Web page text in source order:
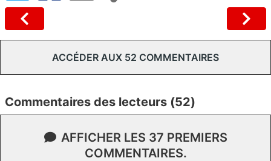
ACCÉDER AUX 52 COMMENTAIRES
Commentaires des lecteurs (52)
AFFICHER LES 37 PREMIERS
COMMENTAIRES.